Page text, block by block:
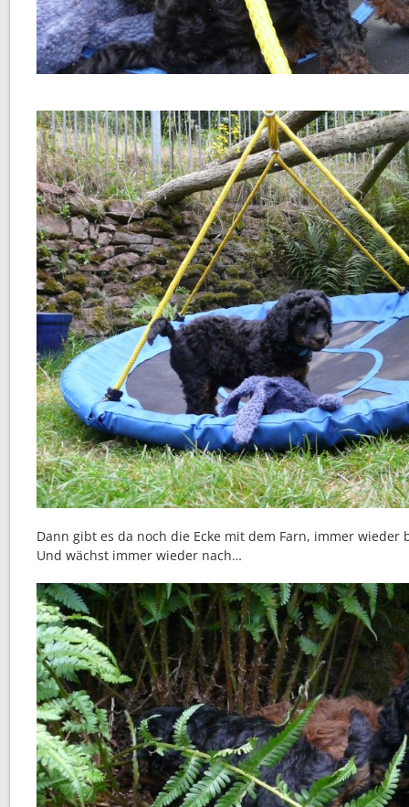
Dann gibt es da noch die Ecke mit dem Farn, immer wieder
Und wächst immer wieder nach…